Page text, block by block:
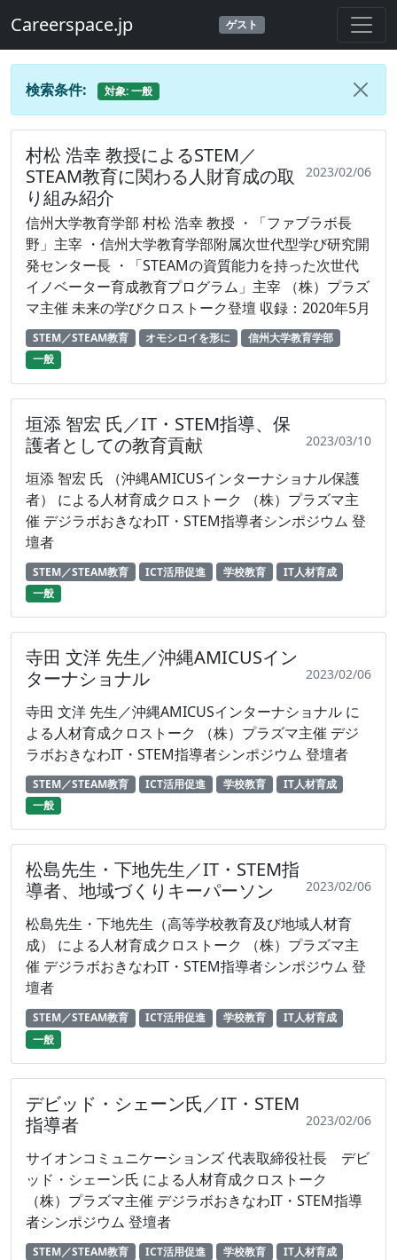
Careerspace.jp ゲスト
検索条件: 対象: 一般
村松 浩幸 教授によるSTEM／
STEAM教育に関わる人財育成の取
り組み紹介
2023/02/06
信州大学教育学部 村松 浩幸 教授 ・「ファブラボ長
野」主宰 ・信州大学教育学部附属次世代型学び研究開
発センター長 ・「STEAMの資質能力を持った次世代
イノベーター育成教育プログラム」主宰 （株）プラズ
マ主催 未来の学びクロストーク登壇 収録：2020年5月
STEM／STEAM教育 オモシロイを形に
信州大学教育学部
一般
垣添 智宏 氏／IT・STEM指導、保
護者としての教育貢献
2023/03/10
垣添 智宏 氏 （沖縄AMICUSインターナショナル保護
者） による人材育成クロストーク （株）プラズマ主
催 デジラボおきなわIT・STEM指導者シンポジウム 登
壇者
STEM／STEAM教育 ICT活用促進 学校教育
IT人材育成
一般
寺田 文洋 先生／沖縄AMICUSイン
ターナショナル
2023/02/06
寺田 文洋 先生／沖縄AMICUSインターナショナル に
よる人材育成クロストーク （株）プラズマ主催 デジ
ラボおきなわIT・STEM指導者シンポジウム 登壇者
STEM／STEAM教育 ICT活用促進 学校教育
IT人材育成
一般
松島先生・下地先生／IT・STEM指
導者、地域づくりキーパーソン
2023/02/06
松島先生・下地先生（高等学校教育及び地域人材育
成） による人材育成クロストーク （株）プラズマ主
催 デジラボおきなわIT・STEM指導者シンポジウム 登
壇者
STEM／STEAM教育 ICT活用促進 学校教育
IT人材育成
一般
デビッド・シェーン氏／IT・STEM
指導者
2023/02/06
サイオンコミュニケーションズ 代表取締役社長 デビ
ッド・シェーン氏 による人材育成クロストーク
（株）プラズマ主催 デジラボおきなわIT・STEM指導
者シンポジウム 登壇者
STEM／STEAM教育 ICT活用促進 学校教育
IT人材育成